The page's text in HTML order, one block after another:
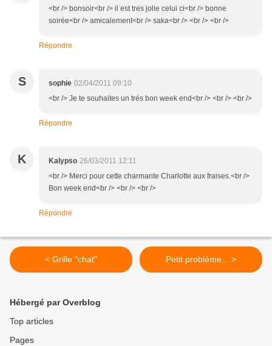
<br /> bonsoir<br /> il est tres jolie celui ci<br /> bonne
soirée<br /> amicalement<br /> saka<br /> <br /> <br />
Répondre
S sophie 02/04/2011 09:10
<br /> Je te souhaites un trés bon week end<br /> <br /> <br />
Répondre
K Kalypso 26/03/2011 12:11
<br /> Merci pour cette charmante Charlotte aux fraises.<br />
Bon week end<br /> <br /> <br />
Répondre
< Grille "chat" Petit problème... >
Hébergé par Overblog
Top articles
Pages